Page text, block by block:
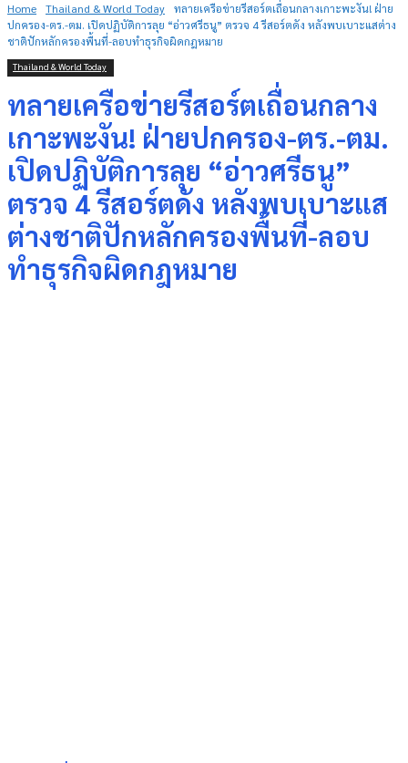
Home Thailand & World Today
ทลายเครือข่ายรีสอร์ตเถื่อนกลางเกาะพะงัน! ฝ่าย
ปกครอง-ตร.-ตม. เปิดปฏิบัติการลุย “อ่าวศรีธนู” ตรวจ 4 รีสอร์ตดัง หลังพบเบาะแสต่าง
ชาติปักหลักครองพื้นที่-ลอบทำธุรกิจผิดกฎหมาย
Thailand & World Today
ทลายเครือข่ายรีสอร์ตเถื่อนกลาง
เกาะพะงัน! ฝ่ายปกครอง-ตร.-ตม.
เปิดปฏิบัติการลุย “อ่าวศรีธนู”
ตรวจ 4 รีสอร์ตดัง หลังพบเบาะแส
ต่างชาติปักหลักครองพื้นที่-ลอบ
ทำธุรกิจผิดกฎหมาย